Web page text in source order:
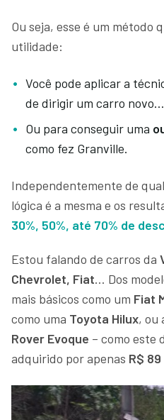
Ou seja, esse é um método
utilidade:
Você pode aplicar a
de dirigir um carro novo…
Ou para conseguir uma
como fez Granville.
Independentemente de
lógica é a mesma e os
30%, 50%, até 70% de
Estou falando de carros da
Chevrolet, Fiat… Dos
mais básicos como um Fiat
como uma Toyota Hilux, ou
Rover Evoque – como este
adquirido por apenas R$ 89